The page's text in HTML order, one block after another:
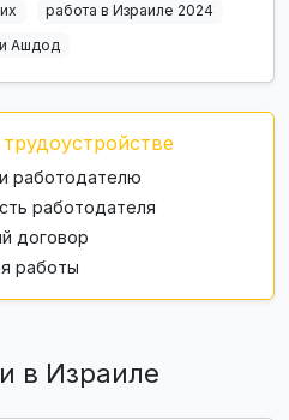
работа в Израиле 2024
Ашдод
работодателю
работодателя
договор
работы
в Израиле